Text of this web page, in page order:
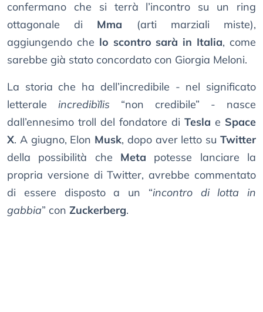
confermano che si terrà l’incontro su un ring
ottagonale di Mma (arti marziali miste),
aggiungendo che lo scontro sarà in Italia, come
sarebbe già stato concordato con Giorgia Meloni.
La storia che ha dell’incredibile - nel significato
letterale incredibĭlis “non credibile” - nasce
dall’ennesimo troll del fondatore di Tesla e Space
X. A giugno, Elon Musk, dopo aver letto suTwitter
della possibilità che Meta potesse lanciare la
propria versione di Twitter, avrebbe commentato
di essere disposto a un “incontro di lotta in
gabbia” con Zuckerberg.